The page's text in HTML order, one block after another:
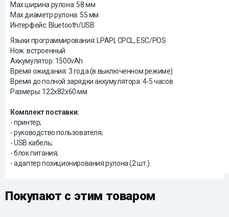
Max ширина рулона: 58 мм
Max диаметр рулона: 55 мм
Интерфейс: Bluetooth/USB
Языки программирования: LPAPI, CPCL, ESC/POS
Нож: встроенный
Аккумулятор: 1500vAh
Время ожидания: 3 года (в выключенном режиме)
Время до полной зарядки аккумулятора: 4-5 часов
Размеры: 122х82х60 мм
Комплект поставки:
- принтер;
- руководство пользователя;
- USB кабель;
- блок питания;
- адаптер позиционирования рулона (2 шт.).
Покупают с этим товаром